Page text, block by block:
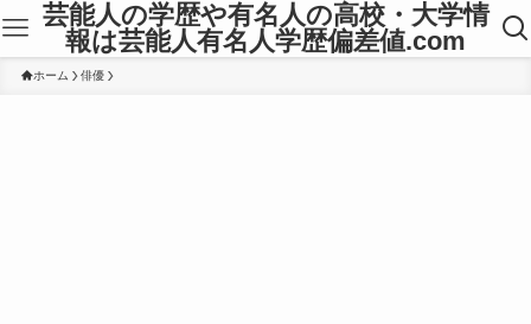
芸能人の学歴や有名人の高校・大学情
報は芸能人有名人学歴偏差値.com
ホーム 俳優